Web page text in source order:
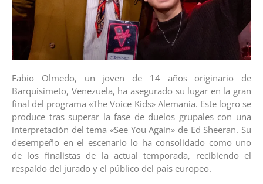
Fabio Olmedo, un joven de 14 años originario de
Barquisimeto, Venezuela, ha asegurado su lugar en la gran
final del programa «The Voice Kids» Alemania. Este logro se
produce tras superar la fase de duelos grupales con una
interpretación del tema «See You Again» de Ed Sheeran. Su
desempeño en el escenario lo ha consolidado como uno
de los finalistas de la actual temporada, recibiendo el
respaldo del jurado y el público del país europeo.